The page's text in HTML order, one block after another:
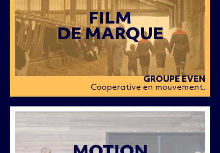
FILM
DE MARQUE
GROUPE EVEN
Cooperative en mouvement.